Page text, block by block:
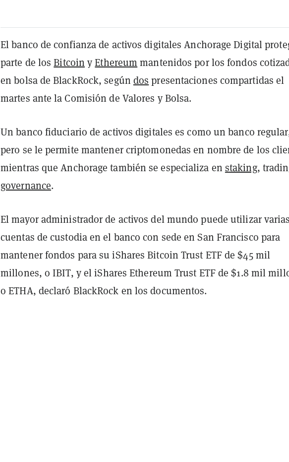
El banco de confianza de activos digitales Anchorage Digital
parte de losBitcoin yEthereum mantenidos por los fondos
en bolsa de BlackRock, según dos presentaciones compartidas el
martes ante la Comisión de Valores y Bolsa.
Un banco fiduciario de activos digitales es como un banco
pero se le permite mantener criptomonedas en nombre de los
mientras que Anchorage también se especializa en staking,
governance.
El mayor administrador de activos del mundo puede utilizar varias
cuentas de custodia en el banco con sede en San Francisco para
mantener fondos para su iShares Bitcoin Trust ETF de $45 mil
millones, o IBIT, y el iShares Ethereum Trust ETF de $1.8 mil
o ETHA, declaró BlackRock en los documentos.